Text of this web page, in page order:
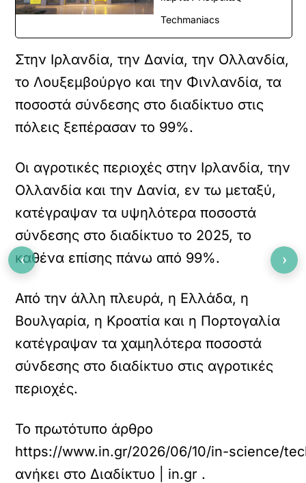
Techmaniacs
Στην Ιρλανδία, την Δανία, την Ολλανδία,
το Λουξεμβούργο και την Φινλανδία, τα
ποσοστά σύνδεσης στο διαδίκτυο στις
πόλεις ξεπέρασαν το 99%.
Οι αγροτικές περιοχές στην Ιρλανδία, την
Ολλανδία και την Δανία, εν τω μεταξύ,
κατέγραψαν τα υψηλότερα ποσοστά
σύνδεσης στο διαδίκτυο το 2025, το
καθένα επίσης πάνω από 99%.
Από την άλλη πλευρά, η Ελλάδα, η
Βουλγαρία, η Κροατία και η Πορτογαλία
κατέγραψαν τα χαμηλότερα ποσοστά
σύνδεσης στο διαδίκτυο στις αγροτικές
περιοχές.
Το πρωτότυπο άρθρο
https://www.in.gr/2026/06/10/in-science/
ανήκει στο Διαδίκτυο | in.gr .
‹ ›